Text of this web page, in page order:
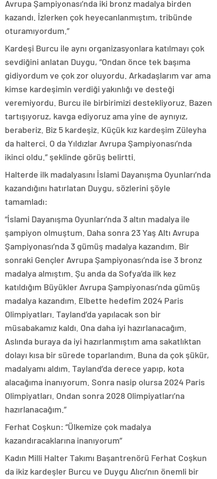
Avrupa Şampiyonası’nda iki bronz madalya birden
kazandı. İzlerken çok heyecanlanmıştım, tribünde
oturamıyordum.”
Kardeşi Burcu ile aynı organizasyonlara katılmayı çok
sevdiğini anlatan Duygu, “Ondan önce tek başıma
gidiyordum ve çok zor oluyordu. Arkadaşlarım var ama
kimse kardeşimin verdiği yakınlığı ve desteği
veremiyordu. Burcu ile birbirimizi destekliyoruz. Bazen
tartışıyoruz, kavga ediyoruz ama yine de aynıyız,
beraberiz. Biz 5 kardeşiz. Küçük kız kardeşim Züleyha
da halterci. O da Yıldızlar Avrupa Şampiyonası’nda
ikinci oldu.” şeklinde görüş belirtti.
Halterde ilk madalyasını İslami Dayanışma Oyunları’nda
kazandığını hatırlatan Duygu, sözlerini şöyle
tamamladı:
“İslami Dayanışma Oyunları’nda 3 altın madalya ile
şampiyon olmuştum. Daha sonra 23 Yaş Altı Avrupa
Şampiyonası’nda 3 gümüş madalya kazandım. Bir
sonraki Gençler Avrupa Şampiyonası’nda ise 3 bronz
madalya almıştım. Şu anda da Sofya’da ilk kez
katıldığım Büyükler Avrupa Şampiyonası’nda gümüş
madalya kazandım. Elbette hedefim 2024 Paris
Olimpiyatları. Tayland’da yapılacak son bir
müsabakamız kaldı. Ona daha iyi hazırlanacağım.
Aslında buraya da iyi hazırlanmıştım ama sakatlıktan
dolayı kısa bir sürede toparlandım. Buna da çok şükür,
madalyamı aldım. Tayland’da derece yapıp, kota
alacağıma inanıyorum. Sonra nasip olursa 2024 Paris
Olimpiyatları. Ondan sonra 2028 Olimpiyatları’na
hazırlanacağım.”
Ferhat Coşkun: “Ülkemize çok madalya
kazandıracaklarına inanıyorum”
Kadın Milli Halter Takımı Başantrenörü Ferhat Coşkun
da ikiz kardeşler Burcu ve Duygu Alıcı’nın önemli bir